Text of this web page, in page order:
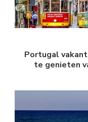
Portugal
te genieten